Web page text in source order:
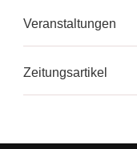
Veranstaltungen
Zeitungsartikel